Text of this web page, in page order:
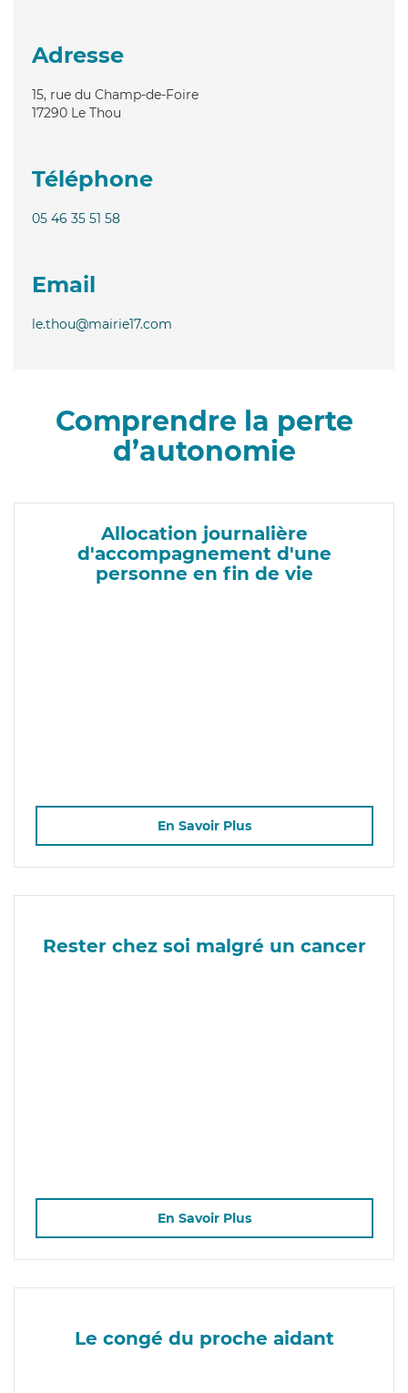
Adresse
15, rue du Champ-de-Foire
17290 Le Thou
Téléphone
05 46 35 51 58
Email
le.thou@mairie17.com
Comprendre la perte
d’autonomie
Allocation journalière
d'accompagnement d'une
personne en fin de vie
En Savoir Plus
Rester chez soi malgré un cancer
En Savoir Plus
Le congé du proche aidant